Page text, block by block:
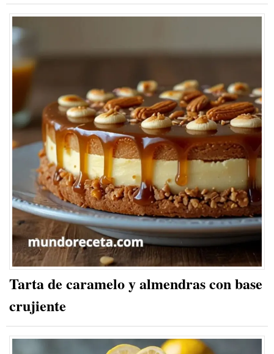
Tarta de caramelo y almendras con base
crujiente